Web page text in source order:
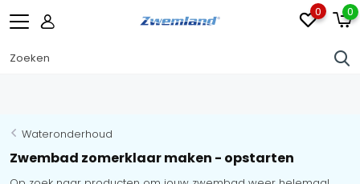
0 0
Wateronderhoud
Zwembad zomerklaar maken - opstarten